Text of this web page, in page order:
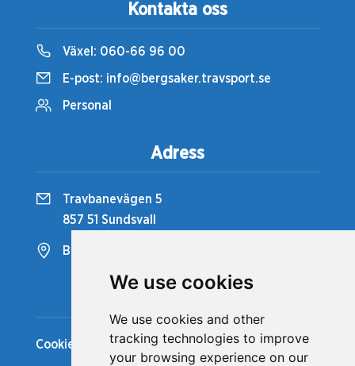
We use cookies
We use cookies and other
tracking technologies to improve
your browsing experience on our
Cookiepolicy
Kontakta oss
Växel: 060-66 96 00
E-post: info@bergsaker.travsport.se
Personal
Adress
Travbanevägen 5
857 51 Sundsvall
Bergsåkers Travbana